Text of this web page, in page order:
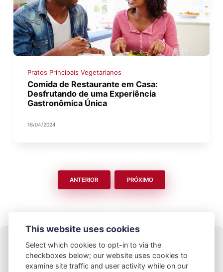
Pratos Principais Vegetarianos
Comida de Restaurante em Casa:
Desfrutando de uma Experiência
Gastronômica Única
16/04/2024
ANTERIOR PRÓXIMO
This website uses cookies
Select which cookies to opt-in to via the
checkboxes below; our website uses cookies to
examine site traffic and user activity while on our